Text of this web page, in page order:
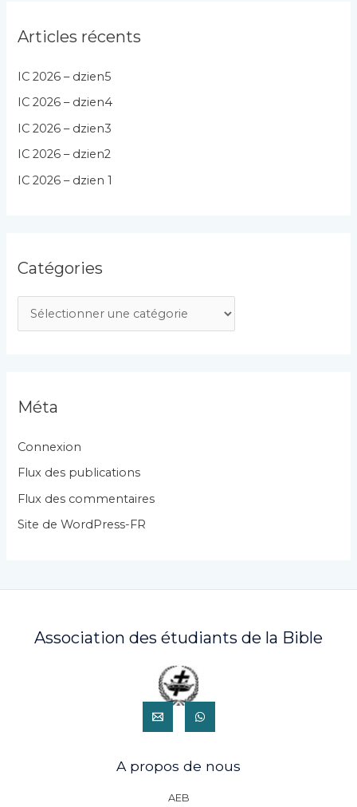
Articles récents
IC 2026 – dzien5
IC 2026 – dzien4
IC 2026 – dzien3
IC 2026 – dzien2
IC 2026 – dzien 1
Catégories
a
g
r
i
e
Méta
Connexion
Flux des publications
Flux des commentaires
Site de WordPress-FR
Association des étudiants de la Bible
A propos de nous
AEB